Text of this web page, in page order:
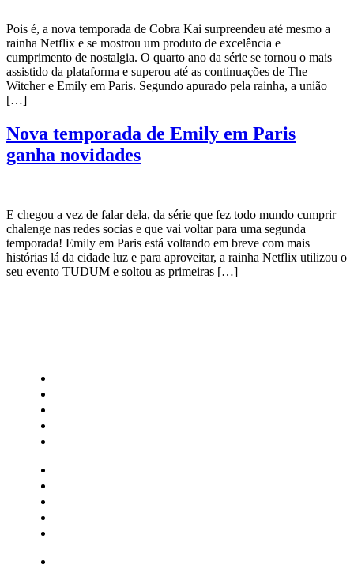
Pois é, a nova temporada de Cobra Kai surpreendeu até mesmo a
rainha Netflix e se mostrou um produto de excelência e
cumprimento de nostalgia. O quarto ano da série se tornou o mais
assistido da plataforma e superou até as continuações de The
Witcher e Emily em Paris. Segundo apurado pela rainha, a união
[…]
Nova temporada de Emily em Paris
ganha novidades
E chegou a vez de falar dela, da série que fez todo mundo cumprir
chalenge nas redes socias e que vai voltar para uma segunda
temporada! Emily em Paris está voltando em breve com mais
histórias lá da cidade luz e para aproveitar, a rainha Netflix utilizou o
seu evento TUDUM e soltou as primeiras […]